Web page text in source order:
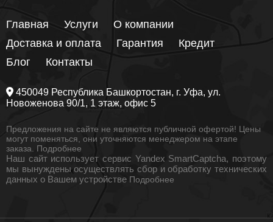
Главная Услуги
О компании
Доставка и оплата
Гарантия
Кредит
Блог
Контакты
450049 Республика Башкортостан, г. Уфа, ул.
Новоженова 90/1, 1 этаж, офис 5
Предложения на сайте не являются публичной офертой! Цены
могут поменяться, они уточняются менеджером на этапе
заказа. Подробнее
Наш сайт использует сервис Yandex SmartCaptcha, поэтому
мы вынуждены осуществлять сбор и обработку технических
данных о Вашем устройстве Подробнее